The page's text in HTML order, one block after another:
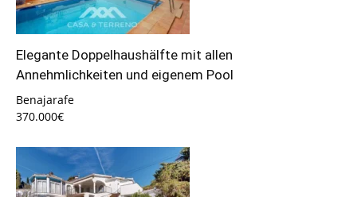
Elegante Doppelhaushälfte mit allen
Annehmlichkeiten und eigenem Pool
Benajarafe
370.000€